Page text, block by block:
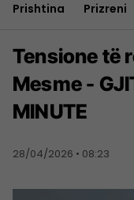
Prishtina Prizreni
Tensione të
Mesme -
MINUTE
28/04/2026 • 08:23